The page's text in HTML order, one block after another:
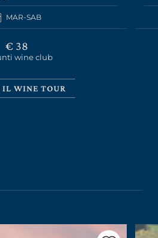
MAR-SAB
€ 38
wine club
IL WINE TOUR